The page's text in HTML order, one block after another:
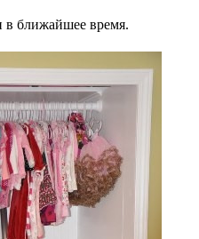
в ближайшее время.